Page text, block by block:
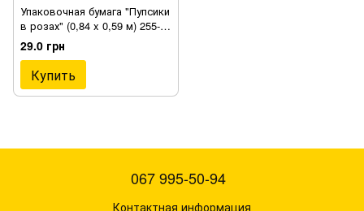
Упаковочная бумага "Пупсики
в розах" (0,84 x 0,59 м) 255-
3269
29.0 грн
Купить
067 995-50-94
Контактная информация